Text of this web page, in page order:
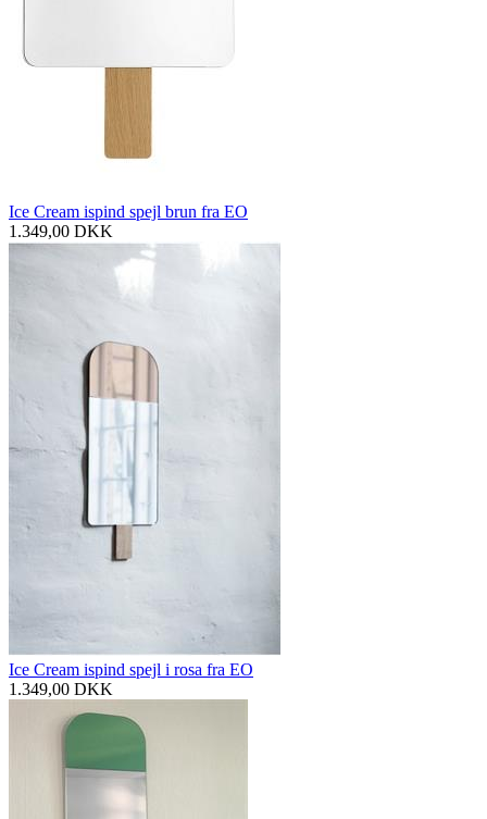
Ice Cream ispind spejl brun fra EO
1.349,00 DKK
Ice Cream ispind spejl i rosa fra EO
1.349,00 DKK